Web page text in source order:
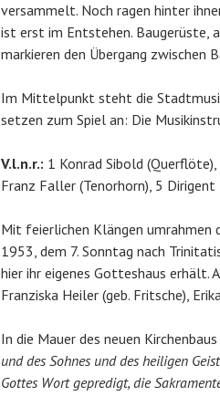
versammelt. Noch ragen hinter
ist erst im Entstehen. Baugerüste,
markieren den Übergang zwischen
Im Mittelpunkt steht die
setzen zum Spiel an: Die
V.l.n.r.: 1 Konrad Sibold
Franz Faller (Tenorhorn), 5
Mit feierlichen Klängen umrahmen
1953, dem 7. Sonntag nach
hier ihr eigenes Gotteshaus erhält.
Franziska Heiler (geb. Fritsche),
In die Mauer des neuen
und des Sohnes und des heiligen
Gottes Wort gepredigt, die